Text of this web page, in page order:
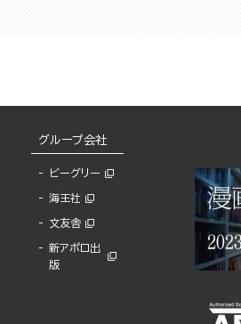
グループ会社
ビーグリー
海王社
文友舎
新アポロ出
版